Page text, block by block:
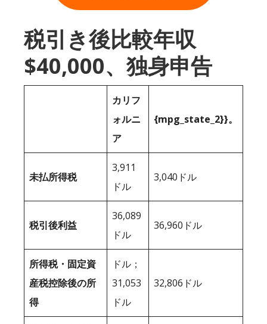
税引き後比較年収
$40,000、独身申告
カリフ
ォルニ
ア
{mpg_state_2}}。
未払所得税
3,911
ドル
3,040ドル
税引後利益
36,089
ドル
36,960ドル
所得税・固定資
産税控除後の所
得
ドル；
31,053
ドル
32,806ドル